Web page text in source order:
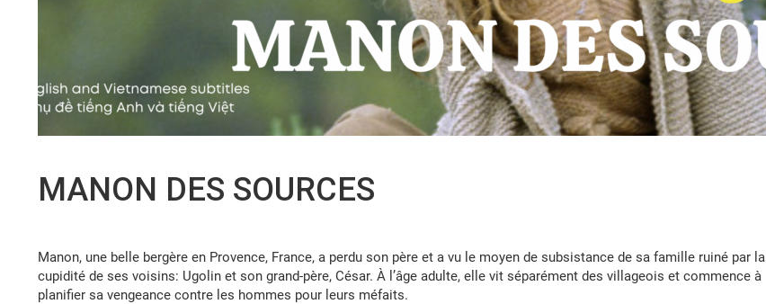
MANON DES SOURCES
Manon, une belle bergère en Provence, France, a perdu son père et a vu le moyen de subsistance de sa famille ruiné par la
cupidité de ses voisins: Ugolin et son grand-père, César. À l’âge adulte, elle vit séparément des villageois et commence à
planifier sa vengeance contre les hommes pour leurs méfaits.